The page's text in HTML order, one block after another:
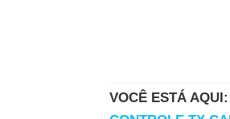
VOCÊ ESTÁ AQUI: